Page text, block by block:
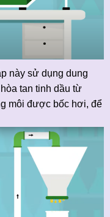
này sử dụng dung
tan tinh dầu từ
môi được bốc hơi, để